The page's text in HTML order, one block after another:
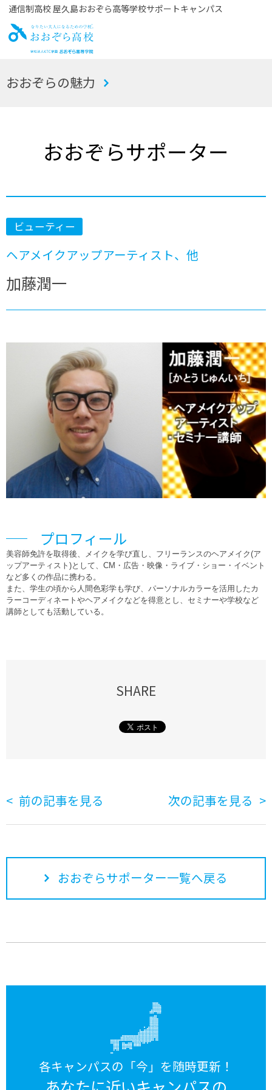
通信制高校 屋久島おおぞら高等学校サポートキャンパス
お
おおぞらの魅力
おおぞらサポーター
ビューティー
ヘアメイクアップアーティスト、他
加藤潤一
プロフィール
美容師免許を取得後、メイクを学び直し、フリーランスのヘアメイク(ア
ップアーティスト)として、CM・広告・映像・ライブ・ショー・イベント
など多くの作品に携わる。
また、学生の頃から人間色彩学も学び、パーソナルカラーを活用したカ
ラーコーディネートやヘアメイクなどを得意とし、セミナーや学校など
講師としても活動している。
SHARE
前の記事を見る 次の記事を見る
おおぞらサポーター一覧へ戻る
各キャンパスの「今」を随時更新！